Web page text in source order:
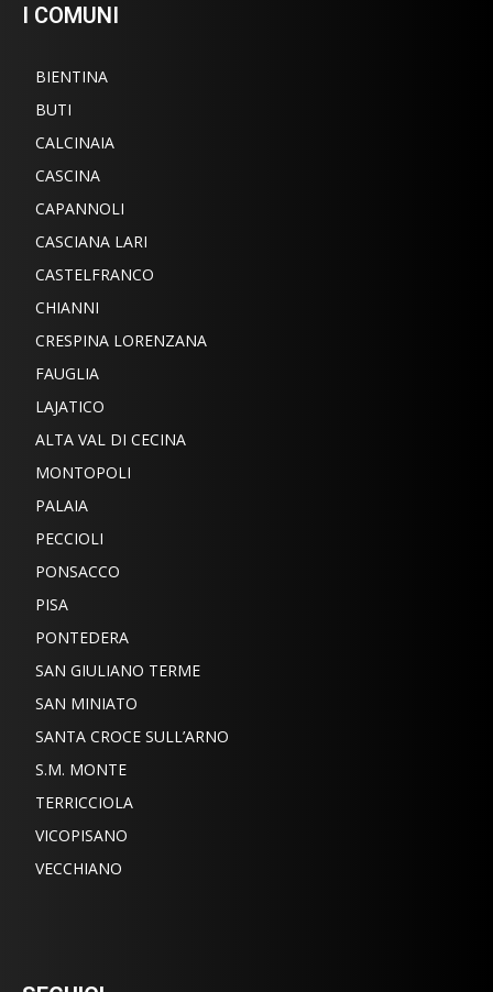
I COMUNI
BIENTINA
BUTI
CALCINAIA
CASCINA
CAPANNOLI
CASCIANA LARI
CASTELFRANCO
CHIANNI
CRESPINA LORENZANA
FAUGLIA
LAJATICO
ALTA VAL DI CECINA
MONTOPOLI
PALAIA
PECCIOLI
PONSACCO
PISA
PONTEDERA
SAN GIULIANO TERME
SAN MINIATO
SANTA CROCE SULL’ARNO
S.M. MONTE
TERRICCIOLA
VICOPISANO
VECCHIANO